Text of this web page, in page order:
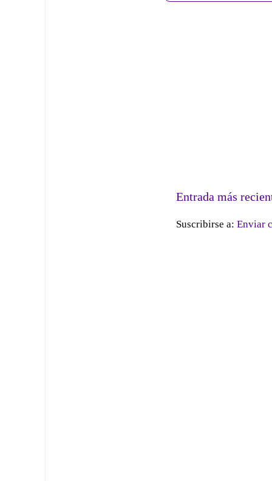
Entrada más
Suscribirse a: Enviar